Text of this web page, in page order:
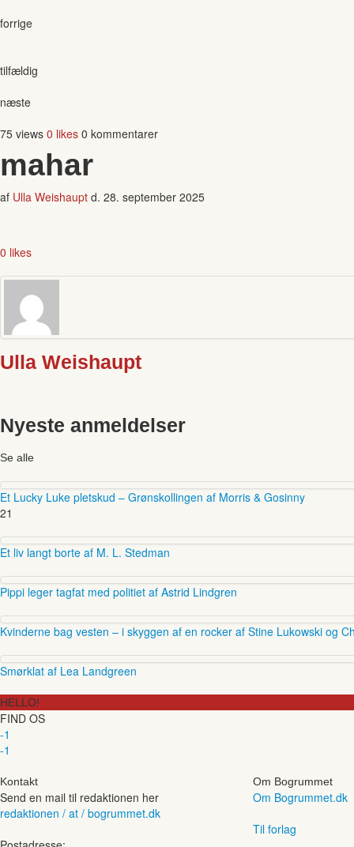
forrige
tilfældig
næste
75 views 0 likes 0 kommentarer
mahar
af Ulla Weishaupt d. 28. september 2025
0 likes
Ulla Weishaupt
Nyeste anmeldelser
Se alle
Et Lucky Luke pletskud – Grønskollingen af Morris & Gosinny
21
Et liv langt borte af M. L. Stedman
Pippi leger tagfat med politiet af Astrid Lindgren
Kvinderne bag vesten – i skyggen af en rocker af Stine Lukowski og
Smørklat af Lea Landgreen
HELLO!
FIND OS
-1
-1
Kontakt
Send en mail til redaktionen her
redaktionen / at / bogrummet.dk
Om Bogrummet
Om Bogrummet.dk
Til forlag